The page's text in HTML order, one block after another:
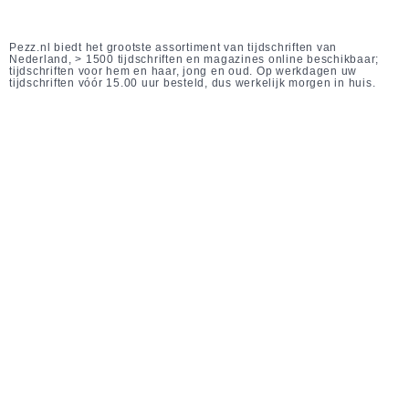
Pezz.nl biedt het grootste assortiment van tijdschriften van
Nederland, > 1500 tijdschriften en magazines online beschikbaar;
tijdschriften voor hem en haar, jong en oud. Op werkdagen uw
tijdschriften vóór 15.00 uur besteld, dus werkelijk morgen in huis.